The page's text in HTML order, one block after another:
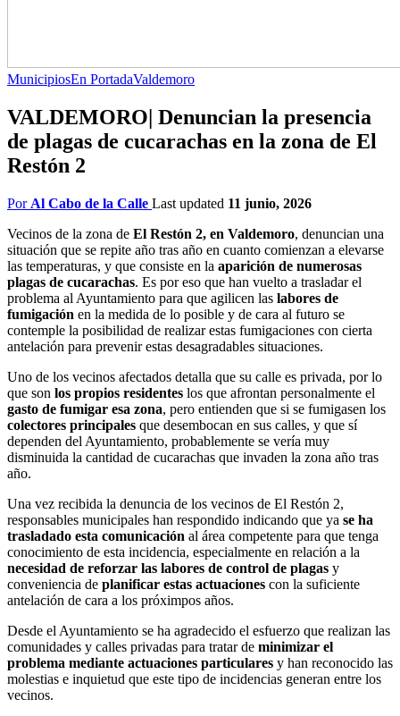
MunicipiosEn PortadaValdemoro
VALDEMORO| Denuncian la presencia
de plagas de cucarachas en la zona de El
Restón 2
Por Al Cabo de la Calle Last updated 11 junio, 2026
Vecinos de la zona de El Restón 2, en Valdemoro, denuncian una
situación que se repite año tras año en cuanto comienzan a elevarse
las temperaturas, y que consiste en la aparición de numerosas
plagas de cucarachas. Es por eso que han vuelto a trasladar el
problema al Ayuntamiento para que agilicen las labores de
fumigación en la medida de lo posible y de cara al futuro se
contemple la posibilidad de realizar estas fumigaciones con cierta
antelación para prevenir estas desagradables situaciones.
Uno de los vecinos afectados detalla que su calle es privada, por lo
que son los propios residentes los que afrontan personalmente el
gasto de fumigar esa zona, pero entienden que si se fumigasen los
colectores principales que desembocan en sus calles, y que sí
dependen del Ayuntamiento, probablemente se vería muy
disminuida la cantidad de cucarachas que invaden la zona año tras
año.
Una vez recibida la denuncia de los vecinos de El Restón 2,
responsables municipales han respondido indicando que ya se ha
trasladado esta comunicación al área competente para que tenga
conocimiento de esta incidencia, especialmente en relación a la
necesidad de reforzar las labores de control de plagas y
conveniencia de planificar estas actuaciones con la suficiente
antelación de cara a los próximpos años.
Desde el Ayuntamiento se ha agradecido el esfuerzo que realizan las
comunidades y calles privadas para tratar de minimizar el
problema mediante actuaciones particulares y han reconocido las
molestias e inquietud que este tipo de incidencias generan entre los
vecinos.